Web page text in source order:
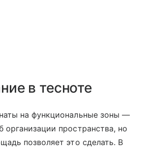
в тесноте
на функциональные зоны —
организации пространства, но
позволяет это сделать. В